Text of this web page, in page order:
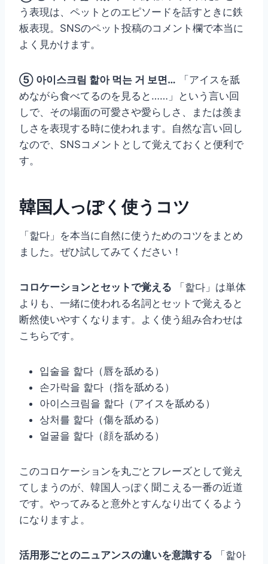
う表現は、ペットとのエピソードを話すときに鉄
板表現。SNSのペット投稿のコメント欄で本当に
よく見かけます。
⑤ 아이스크림 핥아 먹는 거 보면… 「アイスを舐
めながら食べてるのを見ると……」という言い回
しで、その場面の可愛さや愛らしさ、または羨ま
しさを表現する時に使われます。自然な言い回し
なので、SNSコメントとして覚えておくと便利で
す。
韓国人っぽく使うコツ
「핥다」を本当に自然に使うためのコツをまとめ
ました。ぜひ試してみてください！
コロケーションとセットで覚える 「핥다」は単体
よりも、一緒に使われる名詞とセットで覚えると
断然使いやすくなります。よく使う組み合わせは
こちらです。
입술을 핥다（唇を舐める）
손가락을 핥다（指を舐める）
아이스크림을 핥다（アイスを舐める）
상처를 핥다（傷を舐める）
얼굴을 핥다（顔を舐める）
このコロケーションを丸ごとフレーズとして覚え
てしまうのが、韓国人っぽく聞こえる一番の近道
です。やってみると意外とすんなり出てくるよう
になりますよ。
活用形ごとのニュアンスの違いを意識する 「핥아